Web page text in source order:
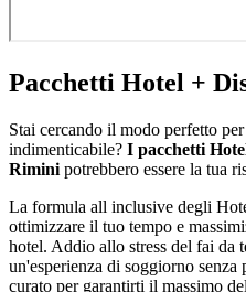
Pacchetti Hotel +
Stai cercando il modo perfetto
indimenticabile? I pacchetti
Rimini potrebbero essere la tua
La formula all inclusive degli
ottimizzare il tuo tempo e
hotel. Addio allo stress del fai da
un'esperienza di soggiorno
curato per garantirti il massimo